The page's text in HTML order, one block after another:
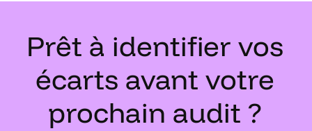
Prêt à identifier vos
écarts avant votre
prochain audit ?